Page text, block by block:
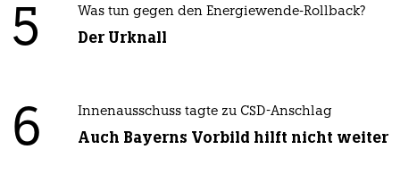
5 Was tun gegen den Energiewende-Rollback?
Der Urknall
6 Innenausschuss tagte zu CSD-Anschlag
Auch Bayerns Vorbild hilft nicht weiter